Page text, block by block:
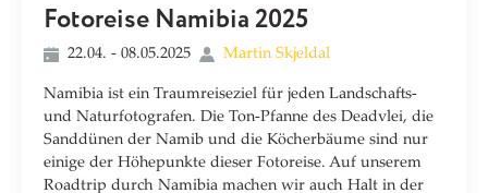
Fotoreise Namibia 2025
22.04. - 08.05.2025 Martin Skjeldal
Namibia ist ein Traumreiseziel für jeden Landschafts-
und Naturfotografen. Die Ton-Pfanne des Deadvlei, die
Sanddünen der Namib und die Köcherbäume sind nur
einige der Höhepunkte dieser Fotoreise. Auf unserem
Roadtrip durch Namibia machen wir auch Halt in der